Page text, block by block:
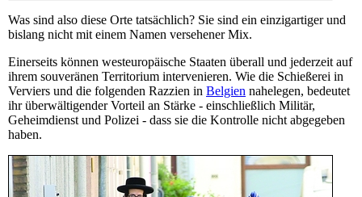
Was sind also diese Orte tatsächlich? Sie sind ein einzigartiger und
bislang nicht mit einem Namen versehener Mix.
Einerseits können westeuropäische Staaten überall und jederzeit auf
ihrem souveränen Territorium intervenieren. Wie die Schießerei in
Verviers und die folgenden Razzien in Belgien nahelegen, bedeutet
ihr überwältigender Vorteil an Stärke - einschließlich Militär,
Geheimdienst und Polizei - dass sie die Kontrolle nicht abgegeben
haben.